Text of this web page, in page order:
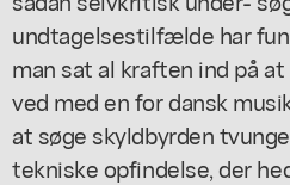
undtagelsestilfælde har
man sat al kraften ind på
ved med en for dansk
at søge skyldbyrden
tekniske opfindelse, der